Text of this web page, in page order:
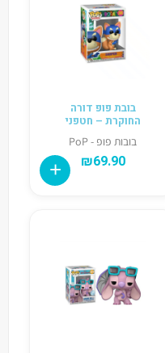
בובת פופ דורה
החוקרת – חטפני
בובות פופ - PoP
₪69.90